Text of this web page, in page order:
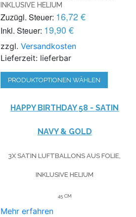
INKLUSIVE HELIUM
Zuzügl. Steuer: 16,72 €
Inkl. Steuer: 19,90 €
zzgl.Versandkosten
Lieferzeit: lieferbar
PRODUKTOPTIONEN WÄHLEN
HAPPY BIRTHDAY 58 - SATIN
NAVY & GOLD
3X SATIN LUFTBALLONS AUS FOLIE,
INKLUSIVE HELIUM
45 CM
Mehr erfahren